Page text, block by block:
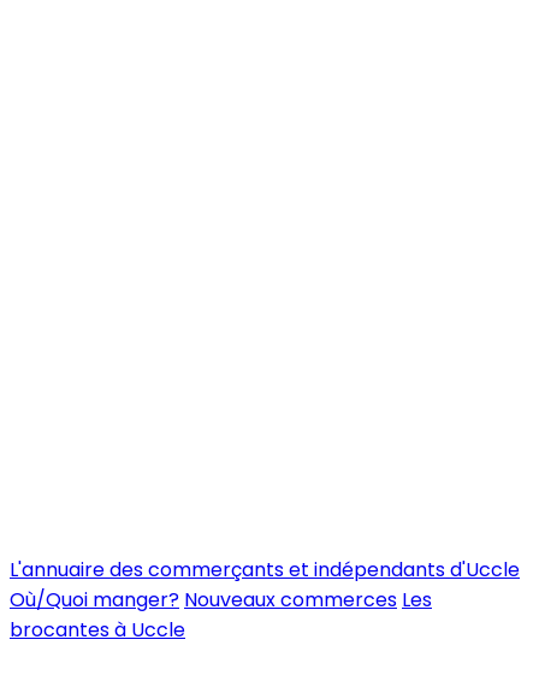
L'annuaire des commerçants et indépendants d'Uccle
Où/Quoi manger? Nouveaux commerces Les
brocantes à Uccle